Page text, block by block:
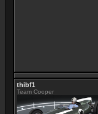
thibf1
Team Cooper